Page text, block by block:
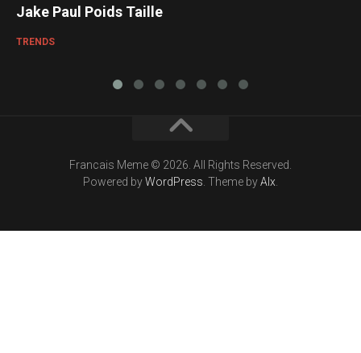
Jake Paul Poids Taille
TRENDS
Francais Meme © 2026. All Rights Reserved.
Powered byWordPress . Theme byAlx